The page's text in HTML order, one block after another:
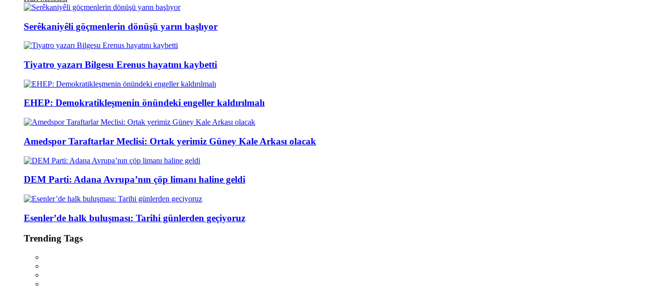
Serêkaniyêli göçmenlerin dönüşü yarın başlıyor
Tiyatro yazarı Bilgesu Erenus hayatını kaybetti
EHEP: Demokratikleşmenin önündeki engeller kaldırılmalı
Amedspor Taraftarlar Meclisi: Ortak yerimiz Güney Kale Arkası olacak
DEM Parti: Adana Avrupa’nın çöp limanı haline geldi
Esenler’de halk buluşması: Tarihi günlerden geçiyoruz
Trending Tags